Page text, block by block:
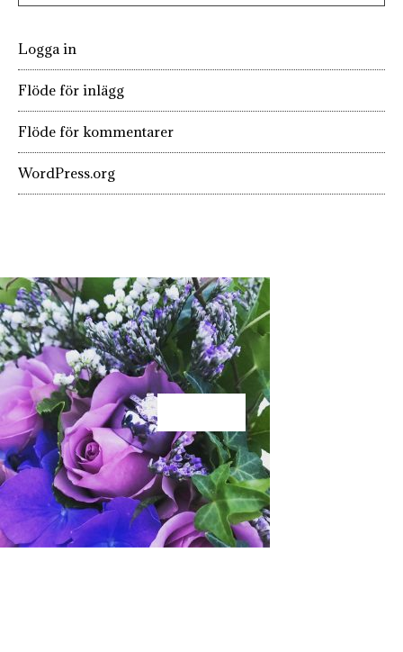
Logga in
Flöde för inlägg
Flöde för kommentarer
WordPress.org